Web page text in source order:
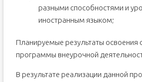
разными способностями и
иностранным языком;
Планируемые результаты
программы внеурочной
В результате реализации данной